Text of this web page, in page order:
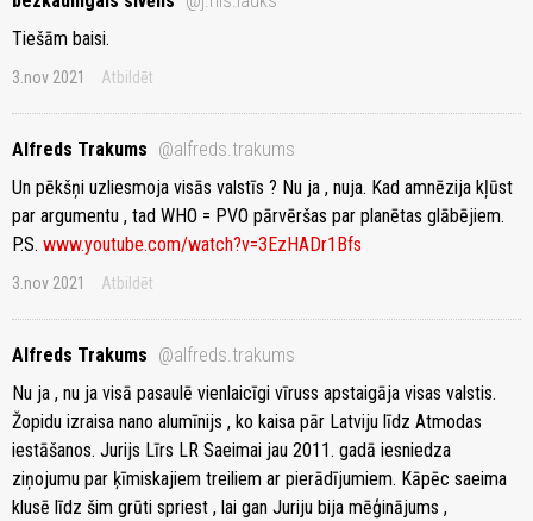
Tiešām baisi.
3.nov 2021 Atbildēt
Alfreds Trakums @alfreds.trakums
Un pēkšņi uzliesmoja visās valstīs ? Nu ja , nuja. Kad amnēzija kļūst
par argumentu , tad WHO = PVO pārvēršas par planētas glābējiem.
P.S. www.youtube.com/watch?v=3EzHADr1Bfs
3.nov 2021 Atbildēt
Alfreds Trakums @alfreds.trakums
Nu ja , nu ja visā pasaulē vienlaicīgi vīruss apstaigāja visas valstis.
Žopidu izraisa nano alumīnijs , ko kaisa pār Latviju līdz Atmodas
iestāšanos. Jurijs Līrs LR Saeimai jau 2011. gadā iesniedza
ziņojumu par ķīmiskajiem treiliem ar pierādījumiem. Kāpēc saeima
klusē līdz šim grūti spriest , lai gan Juriju bija mēģinājums ,